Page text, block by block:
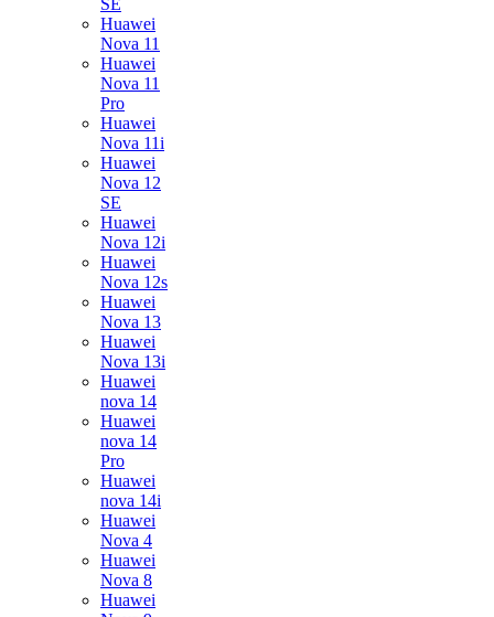
SE
Huawei
Nova 11
Huawei
Nova 11
Pro
Huawei
Nova 11i
Huawei
Nova 12
SE
Huawei
Nova 12i
Huawei
Nova 12s
Huawei
Nova 13
Huawei
Nova 13i
Huawei
nova 14
Huawei
nova 14
Pro
Huawei
nova 14i
Huawei
Nova 4
Huawei
Nova 8
Huawei